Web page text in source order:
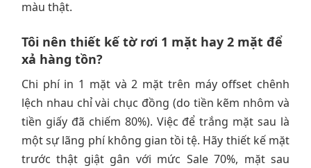
màu thật.
Tôi nên thiết kế tờ rơi 1 mặt hay 2 mặt để
xả hàng tồn?
Chi phí in 1 mặt và 2 mặt trên máy offset chênh
lệch nhau chỉ vài chục đồng (do tiền kẽm nhôm và
tiền giấy đã chiếm 80%). Việc để trắng mặt sau là
một sự lãng phí không gian tồi tệ. Hãy thiết kế mặt
trước thật giật gân với mức Sale 70%, mặt sau